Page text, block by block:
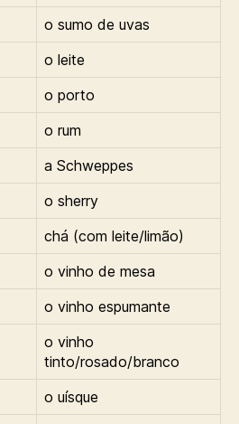
o sumo de uvas
o leite
o porto
o rum
a Schweppes
o sherry
chá (com leite/limão)
o vinho de mesa
o vinho espumante
o vinho
tinto/rosado/branco
o uísque